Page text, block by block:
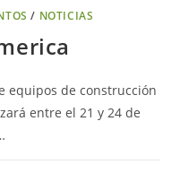
/ NOTICIAS
equipos de construcción
entre el 21 y 24 de